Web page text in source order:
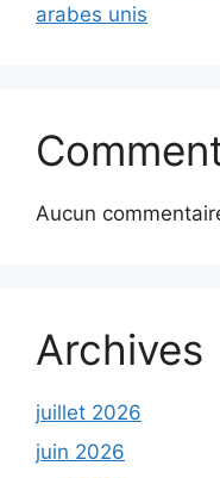
arabes unis
Aucun
Archives
juillet 2026
juin 2026